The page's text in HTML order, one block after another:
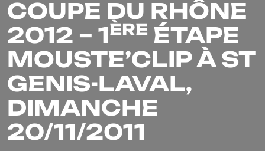
COUPE DU RHÔNE
2012 – 1ÈRE ÉTAPE
MOUSTE’CLIP À ST
GENIS-LAVAL,
DIMANCHE
20/11/2011